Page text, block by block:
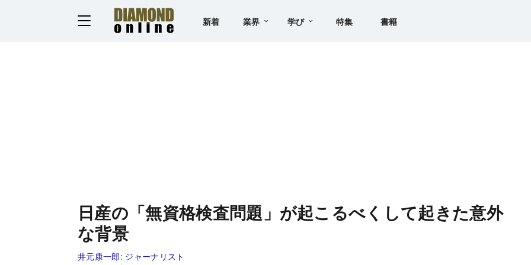
新着 業界 学び 特集 書籍
日産の「無資格検査問題」が起こるべくして起きた意外
な背景
井元康一郎: ジャーナリスト